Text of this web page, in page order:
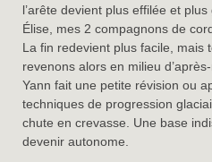
l’arête devient plus effilée et
Élise, mes 2 compagnons de
La fin redevient plus facile, mais
revenons alors en milieu
Yann fait une petite révision ou
techniques de progression
chute en crevasse. Une base
devenir autonome.